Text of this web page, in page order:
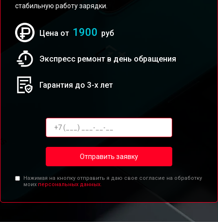
стабильную работу зарядки.
Цена от 1900 руб
Экспресс ремонт в день обращения
Гарантия до 3-х лет
Отправить заявку
Нажимая на кнопку отправить я даю свое согласие на обработку
моих персональных данных.